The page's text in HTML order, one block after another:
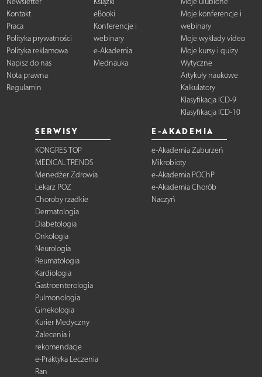
Kontakt
Praca
Polityka prywatności
Polityka reklamowa
Napisz do nas
Nota prawna
Regulamin
eBooki
Konferencje i
webinary
e-Akademia
Mednauka
Moje konferencje i
webinary
Moje wykłady video
Moje kursy i quizy
Wytyczne
Artykuły naukowe
Kalkulatory
Klasyfikacja ICD-9
Klasyfikacja ICD-10
SERWISY
KONGRES TOP
MEDICAL TRENDS
Menedżer Zdrowia
Lekarz POZ
Choroby rzadkie
Dermatologia
Diabetologia
Onkologia
Neurologia
Reumatologia
Kardiologia
Gastroenterologia
Pulmonologia
Ginekologia
Kurier Medyczny
Zalecenia i
rekomendacje
e-Praktyka Leczenia
Ran
E-AKADEMIA
e-Akademia Zaburzeń
Mikrobioty
e-Akademia POChP
e-Akademia Chorób
Naczyń